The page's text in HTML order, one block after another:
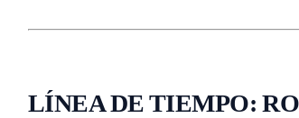
LÍNEA DE TIEMPO: